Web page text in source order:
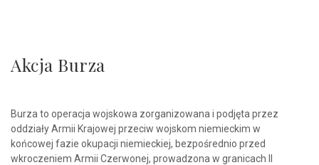
Akcja Burza
Burza to operacja wojskowa zorganizowana i podjęta przez
oddziały Armii Krajowej przeciw wojskom niemieckim w
końcowej fazie okupacji niemieckiej, bezpośrednio przed
wkroczeniem Armii Czerwonej, prowadzona w granicach II